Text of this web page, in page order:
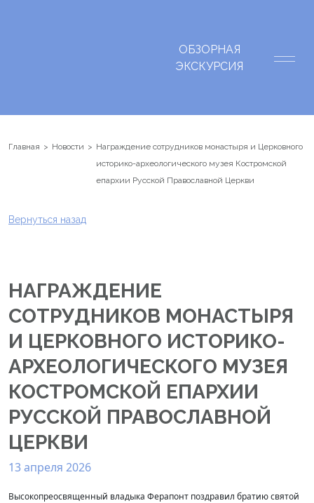
ОБЗОРНАЯ
ЭКСКУРСИЯ
Главная Новости
Награждение сотрудников монастыря и Церковного
историко-археологического музея Костромской
епархии Русской Православной Церкви
Вернуться назад
НАГРАЖДЕНИЕ
СОТРУДНИКОВ МОНАСТЫРЯ
И ЦЕРКОВНОГО ИСТОРИКО-
АРХЕОЛОГИЧЕСКОГО МУЗЕЯ
КОСТРОМСКОЙ ЕПАРХИИ
РУССКОЙ ПРАВОСЛАВНОЙ
ЦЕРКВИ
13 апреля 2026
Высокопреосвященный владыка Ферапонт поздравил братию святой